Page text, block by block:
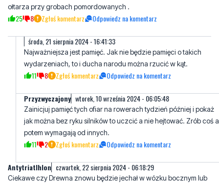
środa, 21 sierpnia 2024 - 16:41:33
Najważniejsza jest pamięć. Jak nie będzie pamięci o takich
11 8 Zgłoś komentarz Odpowiedz na komentarz
Przyzwyczajony wtorek, 10 września 2024 - 06:05:48
Zainicjuj pamięć tych ofiar na rowerach tydzień później i pokaż
potem wymagają od innych.
11 2 Zgłoś komentarz Odpowiedz na komentarz
Antytriatlhlon czwartek, 22 sierpnia 2024 - 06:18:29
Ciekawe czy Drewna znowu będzie jechał w wózku bocznym lub
20 8 Zgłoś komentarz Odpowiedz na komentarz